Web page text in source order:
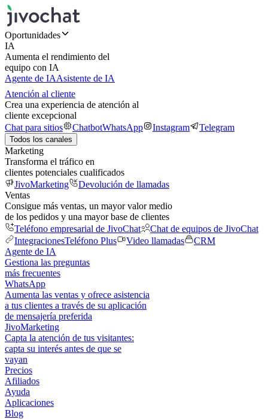
Oportunidades
IA
Aumenta el rendimiento del
equipo con IA
Agente de IAAsistente de IA
Atención al cliente
Crea una experiencia de atención al
cliente excepcional
Chat para sitios
ChatbotWhatsApp Instagram Telegram
Todos los canales
Marketing
Transforma el tráfico en
clientes potenciales cualificados
JivoMarketing
Devolución de llamadas
Ventas
Consigue más ventas, un mayor valor medio
de los pedidos y una mayor base de clientes
Teléfono empresarial de JivoChat
Chat de equipos de JivoChat
IntegracionesTeléfono Plus Video llamadas
CRM
Agente de IA
Gestiona las preguntas
más frecuentes
WhatsApp
Aumenta las ventas y ofrece asistencia
a tus clientes a través de su aplicación
de mensajería preferida
JivoMarketing
Capta la atención de tus visitantes:
capta su interés antes de que se
vayan
Precios
Afiliados
Ayuda
Aplicaciones
Blog